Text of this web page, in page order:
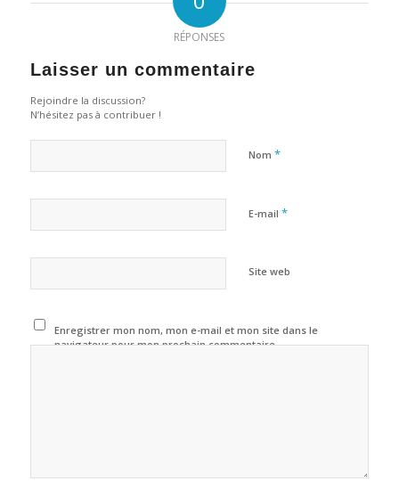
RÉPONSES
Laisser un commentaire
Rejoindre la discussion?
N’hésitez pas à contribuer !
Nom *
E-mail *
Site web
Enregistrer mon nom, mon e-mail et mon site dans le
navigateur pour mon prochain commentaire.